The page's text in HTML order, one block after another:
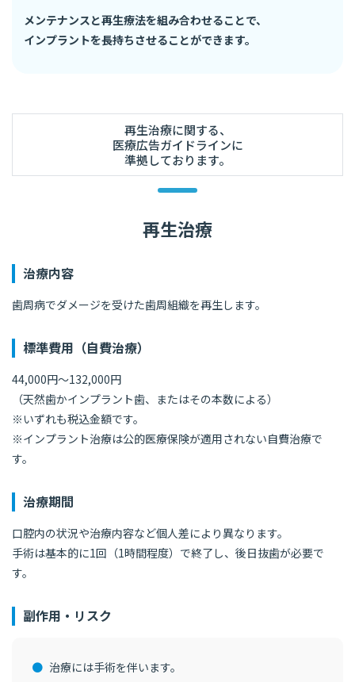
メンテナンスと再生療法を組み合わせることで、
インプラントを長持ちさせることができます。
再生治療に関する、
医療広告ガイドラインに
準拠しております。
再生治療
治療内容
歯周病でダメージを受けた歯周組織を再生します。
標準費用（自費治療）
44,000円〜132,000円
（天然歯かインプラント歯、またはその本数による）
※いずれも税込金額です。
※インプラント治療は公的医療保険が適用されない自費治療で
す。
治療期間
口腔内の状況や治療内容など個人差により異なります。
手術は基本的に1回（1時間程度）で終了し、後日抜歯が必要で
す。
副作用・リスク
治療には手術を伴います。